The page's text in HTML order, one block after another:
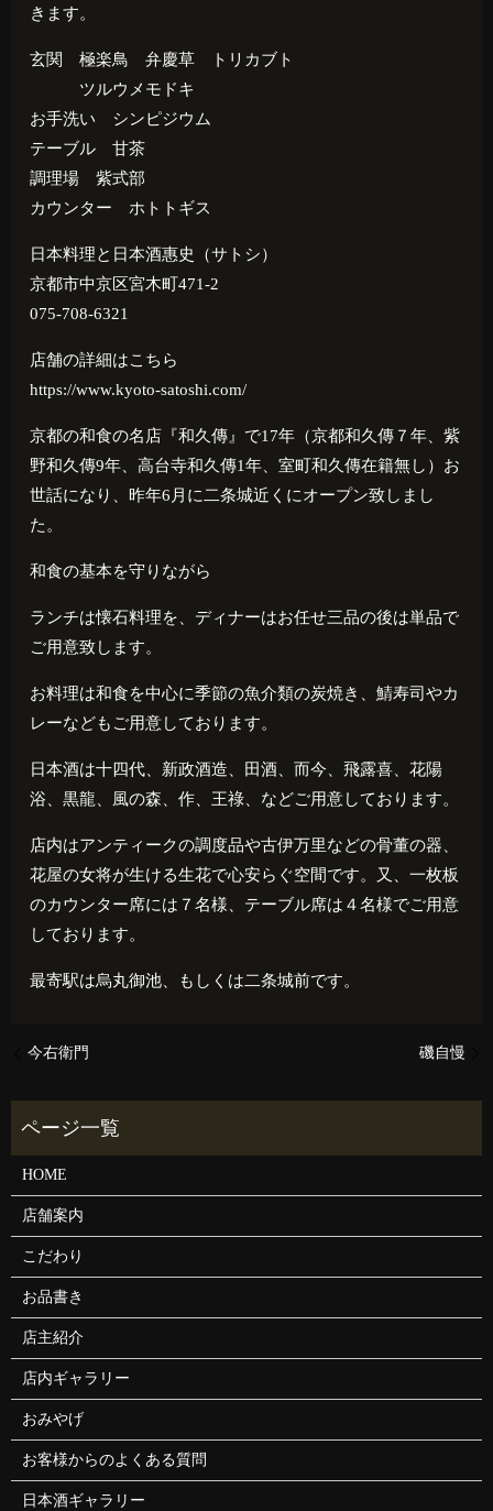
きます。
玄関 極楽鳥 弁慶草 トリカブト
ツルウメモドキ
お手洗い シンピジウム
テーブル 甘茶
調理場 紫式部
カウンター ホトトギス
日本料理と日本酒惠史（サトシ）
京都市中京区宮木町471-2
075-708-6321
店舗の詳細はこちら
https://www.kyoto-satoshi.com/
京都の和食の名店『和久傳』で17年（京都和久傳７年、紫
野和久傳9年、高台寺和久傳1年、室町和久傳在籍無し）お
世話になり、昨年6 月に二条城近くにオープン致しまし
た。
和食の基本を守りながら
ランチは懐石料理を、ディナーはお任せ三品の後は単品で
ご用意致します。
お料理は和食を中心に季節の魚介類の炭焼き、鯖寿司やカ
レーなどもご用意しております。
日本酒は十四代、新政酒造、田酒、而今、飛露喜、花陽
浴、黒龍、風の森、作、王祿、などご用意しております。
店内はアンティークの調度品や古伊万里などの骨董の器、
花屋の女将が生ける生花で心安らぐ空間です。又、一枚板
のカウンター席には７名様、テーブル席は４名様でご用意
しております。
最寄駅は烏丸御池、もしくは二条城前です。
今右衛門 磯自慢
HOME
店舗案内
こだわり
お品書き
店主紹介
店内ギャラリー
おみやげ
お客様からのよくある質問
日本酒ギャラリー